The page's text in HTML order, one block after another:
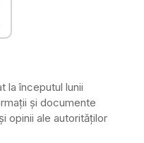
la începutul lunii
şi documente
opinii ale autorităţilor